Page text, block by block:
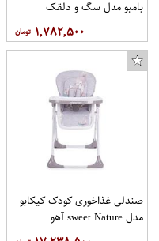
بامبو مدل سگ و دلقک
۱,۷۸۲,۵۰۰
صندلی غذاخوری کودک کیکابو
مدل sweet Nature آهو